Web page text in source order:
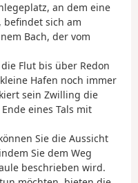
an dem eine
befindet sich am
Bach, der vom
Flut bis über Redon
Hafen noch immer
sein Zwilling die
eines Tals mit
Sie die Aussicht
Sie dem Weg
beschrieben wird.